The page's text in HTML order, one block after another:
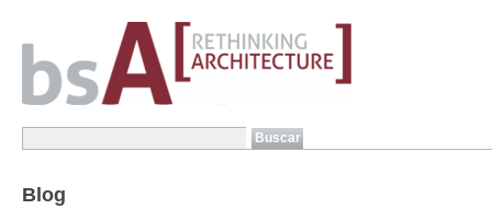
Blog